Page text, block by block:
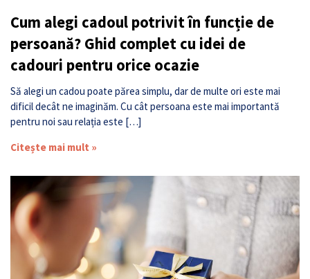
Cum alegi cadoul potrivit în funcție de
persoană? Ghid complet cu idei de
cadouri pentru orice ocazie
Să alegi un cadou poate părea simplu, dar de multe ori este mai
dificil decât ne imaginăm. Cu cât persoana este mai importantă
pentru noi sau relația este […]
Citește mai mult »